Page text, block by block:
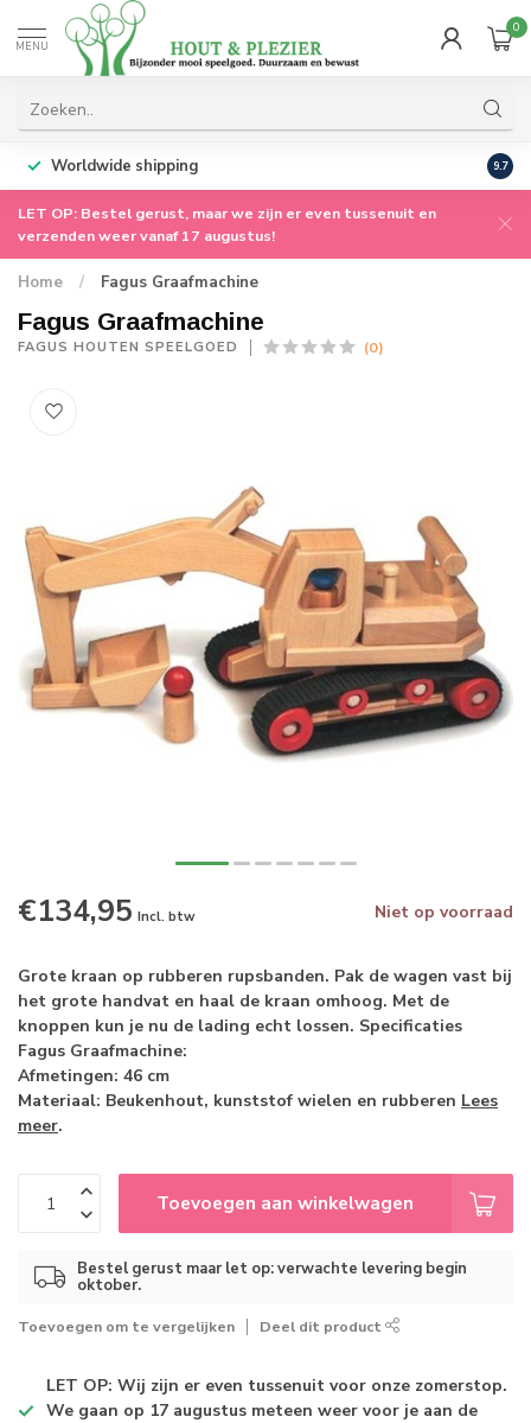
MENU
0
Worldwide shipping 9.7
LET OP: Bestel gerust, maar we zijn er even tussenuit en
verzenden weer vanaf 17 augustus!
Home / Fagus Graafmachine
Fagus Graafmachine
FAGUS HOUTEN SPEELGOED (0)
€134,95 Incl. btw Niet op voorraad
Grote kraan op rubberen rupsbanden. Pak de wagen vast bij
het grote handvat en haal de kraan omhoog. Met de
knoppen kun je nu de lading echt lossen. Specificaties
Fagus Graafmachine:
Afmetingen: 46 cm
Materiaal: Beukenhout, kunststof wielen en rubberen Lees
meer.
Toevoegen aan winkelwagen
Bestel gerust maar let op: verwachte levering begin
oktober.
Toevoegen om te vergelijken Deel dit product
LET OP: Wij zijn er even tussenuit voor onze zomerstop.
We gaan op 17 augustus meteen weer voor je aan de